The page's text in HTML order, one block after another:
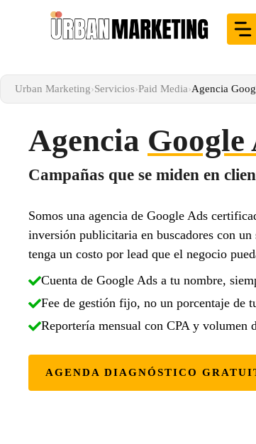
Urban Marketing›Servicios›Paid Media›Agencia
Agencia Google
Campañas que se miden en
Somos una agencia de Google Ads
inversión publicitaria en buscadores con
tenga un costo por lead que el negocio
Cuenta de Google Ads a tu nombre,
Fee de gestión fijo, no un porcentaje de
Reportería mensual con CPA y volumen
AGENDA DIAGNÓSTICO